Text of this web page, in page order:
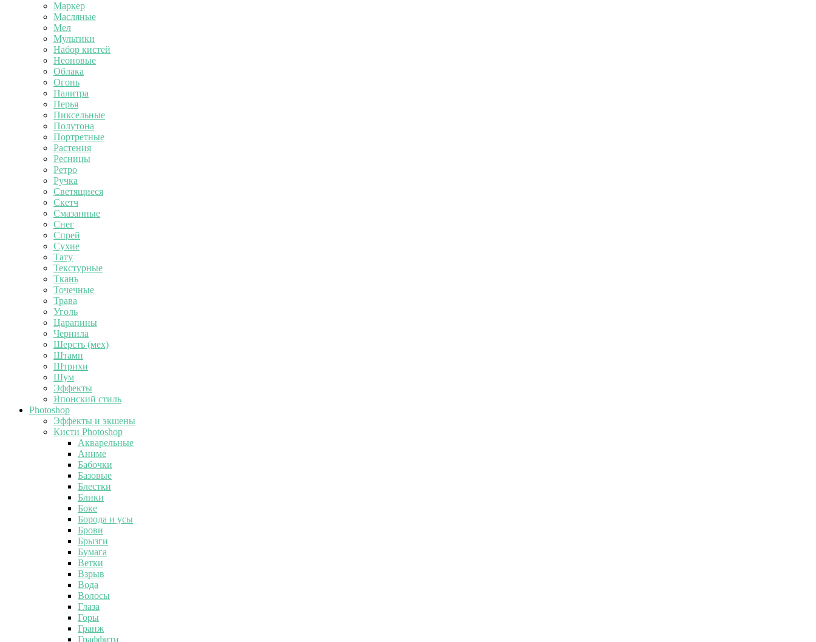
Маркер
Масляные
Мел
Мультики
Набор кистей
Неоновые
Облака
Огонь
Палитра
Перья
Пиксельные
Полутона
Портретные
Растения
Ресницы
Ретро
Ручка
Светящиеся
Скетч
Смазанные
Снег
Спрей
Сухие
Тату
Текстурные
Ткань
Точечные
Трава
Уголь
Царапины
Чернила
Шерсть (мех)
Штамп
Штрихи
Шум
Эффекты
Японский стиль
Photoshop
Эффекты и экшены
Кисти Photoshop
Акварельные
Аниме
Бабочки
Базовые
Блестки
Блики
Боке
Борода и усы
Брови
Брызги
Бумага
Ветки
Взрыв
Вода
Волосы
Глаза
Горы
Гранж
Граффити